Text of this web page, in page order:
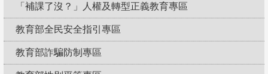
「補課了沒？」人權及轉型正義教育專區
教育部全民安全指引專區
教育部詐騙防制專區